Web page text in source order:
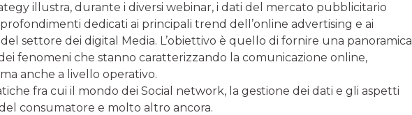
illustra, durante i diversi webinar, i dati del mercato pubblicitario
dedicati ai principali trend dell’online advertising e ai
settore dei digital Media. L’obiettivo è quello di fornire una panoramica
fenomeni che stanno caratterizzando la comunicazione online,
anche a livello operativo.
fra cui il mondo dei Social network, la gestione dei dati e gli aspetti
consumatore e molto altro ancora.